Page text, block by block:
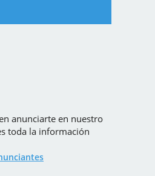
anunciarte en nuestro
toda la información